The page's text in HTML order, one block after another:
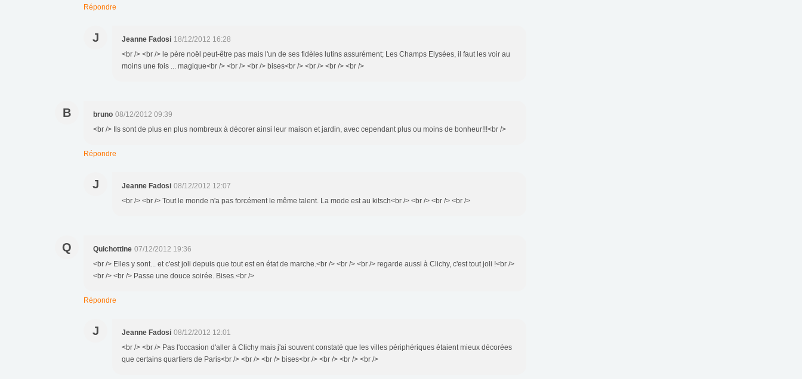
Répondre
J Jeanne Fadosi 18/12/2012 16:28
<br /> <br /> le père noël peut-être pas mais l'un de ses fidèles lutins assurément; Les Champs Elysées, il faut les voir au
moins une fois ... magique<br /> <br /> <br /> bises<br /> <br /> <br /> <br />
B bruno 08/12/2012 09:39
<br /> Ils sont de plus en plus nombreux à décorer ainsi leur maison et jardin, avec cependant plus ou moins de bonheur!!!<br />
Répondre
J Jeanne Fadosi 08/12/2012 12:07
<br /> <br /> Tout le monde n'a pas forcément le même talent. La mode est au kitsch<br /> <br /> <br /> <br />
Q Quichottine 07/12/2012 19:36
<br /> Elles y sont... et c'est joli depuis que tout est en état de marche.<br /> <br /> <br /> regarde aussi à Clichy, c'est tout joli !<br />
<br /> <br /> Passe une douce soirée. Bises.<br />
Répondre
J Jeanne Fadosi 08/12/2012 12:01
<br /> <br /> Pas l'occasion d'aller à Clichy mais j'ai souvent constaté que les villes périphériques étaient mieux décorées
que certains quartiers de Paris<br /> <br /> <br /> bises<br /> <br /> <br /> <br />